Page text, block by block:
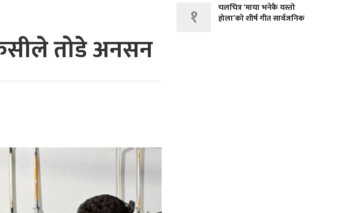
तोडे अनसन
१
चलचित्र ‘माया भनेकै यस्तो
होला’को शीर्ष गीत सार्वजनिक